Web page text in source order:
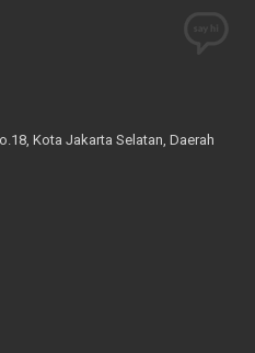
Kota Jakarta Selatan, Daerah